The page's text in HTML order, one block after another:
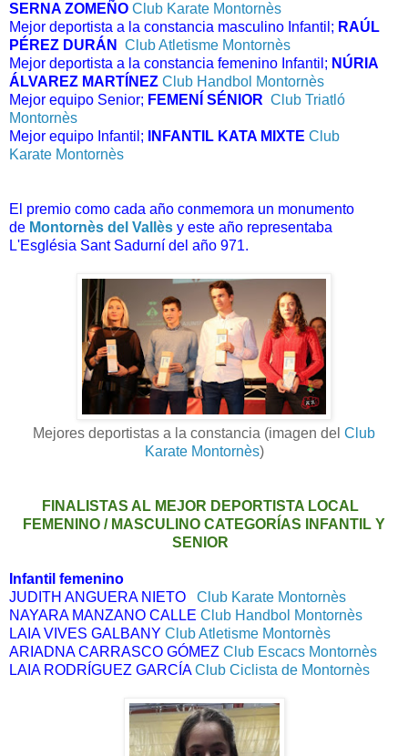
SERNA ZOMEÑO Club Karate Montornès
Mejor deportista a la constancia masculino Infantil; RAÚL
PÉREZ DURÁN
Club Atletisme Montornès
Mejor deportista a la constancia femenino Infantil; NÚRIA
ÁLVAREZ MARTÍNEZ Club Handbol Montornès
Mejor equipo Senior; FEMENÍ SÉNIOR Club Triatló
Montornès
Mejor equipo Infantil;
INFANTIL KATA MIXTE Club
Karate Montornès
El premio como cada año conmemora un monumento
de Montornès del Vallès y este año representaba
L'Església Sant Sadurní del año 971.
Mejores deportistas a la constancia (imagen del Club
Karate Montornès)
FINALISTAS AL MEJOR DEPORTISTA LOCAL
FEMENINO / MASCULINO CATEGORÍAS INFANTIL Y
SENIOR
Infantil femenino
JUDITH ANGUERA NIETO Club Karate Montornès
NAYARA MANZANO CALLE Club Handbol Montornès
LAIA VIVES GALBANY Club Atletisme Montornès
ARIADNA CARRASCO GÓMEZ Club Escacs Montornès
LAIA RODRÍGUEZ GARCÍA Club Ciclista de Montornès